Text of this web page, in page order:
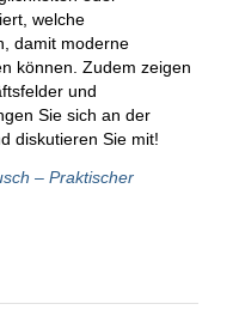
welche
damit moderne
können. Zudem zeigen
und
Sie sich an der
diskutieren Sie mit!
– Praktischer